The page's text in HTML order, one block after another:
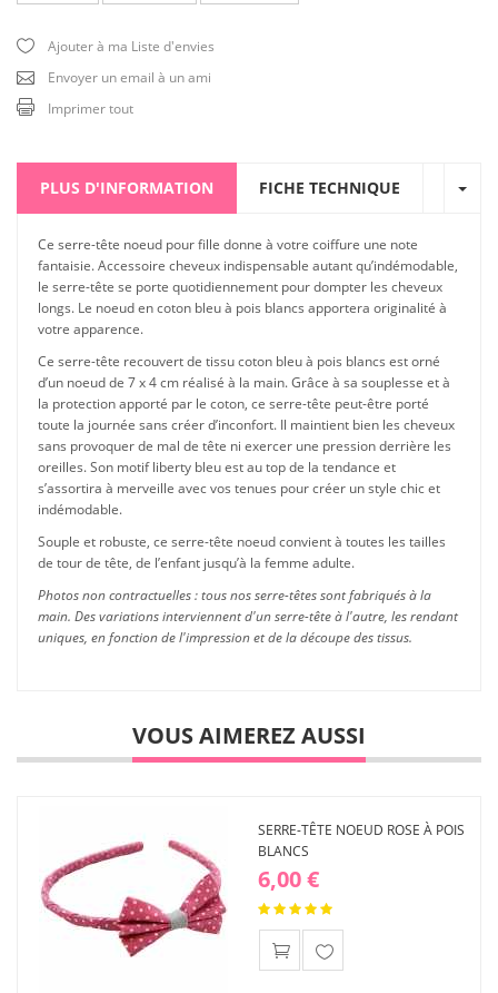
Ajouter à ma Liste d'envies
Envoyer un email à un ami
Imprimer tout
PLUS D'INFORMATION FICHE TECHNIQUE
Ce serre-tête noeud pour fille donne à votre coiffure une note
fantaisie. Accessoire cheveux indispensable autant qu’indémodable,
le serre-tête se porte quotidiennement pour dompter les cheveux
longs. Le noeud en coton bleu à pois blancs apportera originalité à
votre apparence.
Ce serre-tête recouvert de tissu coton bleu à pois blancs est orné
d’un noeud de 7 x 4 cm réalisé à la main. Grâce à sa souplesse et à
la protection apporté par le coton, ce serre-tête peut-être porté
toute la journée sans créer d’inconfort. Il maintient bien les cheveux
sans provoquer de mal de tête ni exercer une pression derrière les
oreilles. Son motif liberty bleu est au top de la tendance et
s’assortira à merveille avec vos tenues pour créer un style chic et
indémodable.
Souple et robuste, ce serre-tête noeud convient à toutes les tailles
de tour de tête, de l’enfant jusqu’à la femme adulte.
Photos non contractuelles : tous nos serre-têtes sont fabriqués à la
main. Des variations interviennent d'un serre-tête à l'autre, les rendant
uniques, en fonction de l'impression et de la découpe des tissus.
VOUS AIMEREZ AUSSI
SERRE-TÊTE NOEUD ROSE À POIS
BLANCS
6,00 €